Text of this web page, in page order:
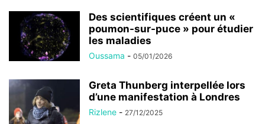
Des scientifiques créent un «
poumon-sur-puce » pour étudier
les maladies
Oussama - 05/01/2026
Greta Thunberg interpellée lors
d’une manifestation à Londres
Rizlene - 27/12/2025